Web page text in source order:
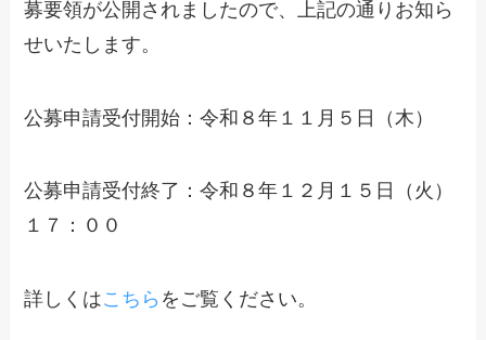
募要領が公開されましたので、上記の通りお知ら
せいたします。
公募申請受付開始：令和８年１１月５日（木）
公募申請受付終了：令和８年１２月１５日（火）
１７：００
詳しくはこちら をご覧ください。